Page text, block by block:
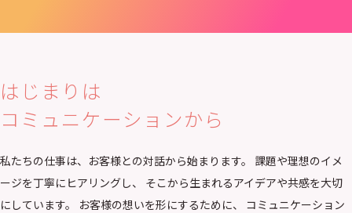
はじまりは
コミュニケーションから
私たちの仕事は、お客様との対話から始まります。 課題や理想のイメ
ージを丁寧にヒアリングし、 そこから生まれるアイデアや共感を大切
にしています。 お客様の想いを形にするために、 コミュニケーション